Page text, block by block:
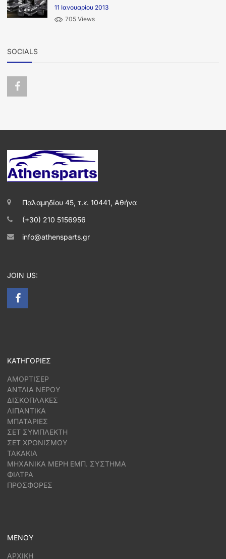
11 Ιανουαρίου 2013
705 Views
SOCIALS
Παλαμηδίου 45, τ.κ. 10441, Αθήνα
(+30) 210 5156956
info@athensparts.gr
JOIN US:
ΚΑΤΗΓΟΡΙΕΣ
ΑΜΟΡΤΙΣΕΡ
ΑΝΤΛΙΑ ΝΕΡΟΥ
ΔΙΣΚΟΠΛΑΚΕΣ
ΛΙΠΑΝΤΙΚΑ
ΜΠΑΤΑΡΙΕΣ
ΣΕΤ ΣΥΜΠΛΕΚΤΗ
ΣΕΤ ΧΡΟΝΙΣΜΟΥ
ΤΑΚΑΚΙΑ
ΜΗΧΑΝΙΚΑ ΜΕΡΗ ΕΜΠ. ΣΥΣΤΗΜΑ
ΦΙΛΤΡΑ
ΠΡΟΣΦΟΡΕΣ
ΜΕΝΟΥ
ΑΡΧΙΚΗ